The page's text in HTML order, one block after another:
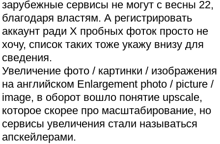
зарубежные сервисы не могут с весны 22,
благодаря властям. А регистрировать
аккаунт ради Х пробных фоток просто не
хочу, список таких тоже укажу внизу для
сведения.
Увеличение фото / картинки / изображения
на английском Enlargement photo / picture /
image, в оборот вошло понятие upscale,
которое скорее про масштабирование, но
сервисы увеличения стали называться
апскейлерами.